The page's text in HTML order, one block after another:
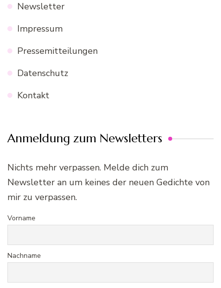
Newsletter
Impressum
Pressemitteilungen
Datenschutz
Kontakt
Anmeldung zum Newsletters
Nichts mehr verpassen. Melde dich zum
Newsletter an um keines der neuen Gedichte von
mir zu verpassen.
Vorname
Nachname